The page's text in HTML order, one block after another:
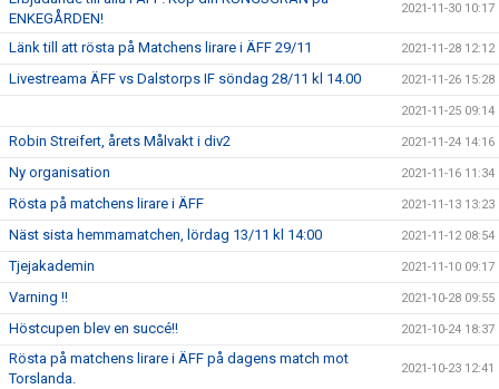
ENKEGÅRDEN!
2021-11-30 10:17
Länk till att rösta på Matchens lirare i ÄFF 29/11 2021-11-28 12:12
Livestreama ÄFF vs Dalstorps IF söndag 28/11 kl 14.00 2021-11-26 15:28
2021-11-25 09:14
Robin Streifert, årets Målvakt i div2 2021-11-24 14:16
Ny organisation 2021-11-16 11:34
Rösta på matchens lirare i ÄFF 2021-11-13 13:23
Näst sista hemmamatchen, lördag 13/11 kl 14:00 2021-11-12 08:54
Tjejakademin 2021-11-10 09:17
Varning !! 2021-10-28 09:55
Höstcupen blev en succé!! 2021-10-24 18:37
Rösta på matchens lirare i ÄFF på dagens match mot
Torslanda.
2021-10-23 12:41